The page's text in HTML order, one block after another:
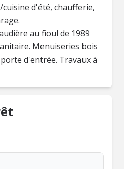
d'été, chaufferie,
au fioul de 1989
Menuiseries bois
d'entrée. Travaux à